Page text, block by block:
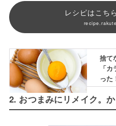
レシピはこち
捨て
「
った
2. おつまみにリメイク。